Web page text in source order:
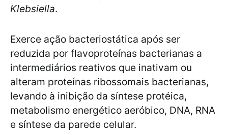
Klebsiella.
Exerce ação bacteriostática após ser
reduzida por flavoproteínas bacterianas a
intermediários reativos que inativam ou
alteram proteínas ribossomais bacterianas,
levando à inibição da síntese protéica,
metabolismo energético aeróbico, DNA, RNA
e síntese da parede celular.